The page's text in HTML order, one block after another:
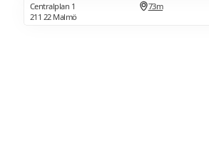
Centralplan 1
211 22 Malmö
73m